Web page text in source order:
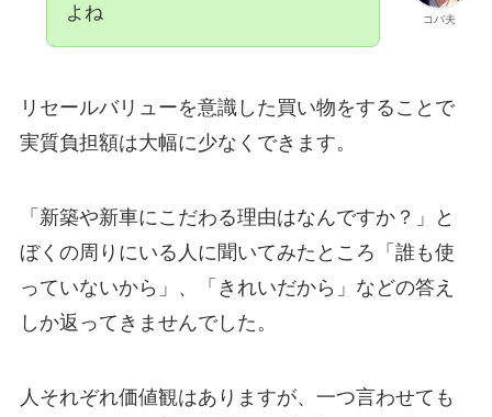
コバ夫
よね
リセールバリューを意識した買い物をすることで
実質負担額は大幅に少なくできます。
「新築や新車にこだわる理由はなんですか？」と
ぼくの周りにいる人に聞いてみたところ「誰も使
っていないから」、「きれいだから」などの答え
しか返ってきませんでした。
人それぞれ価値観はありますが、一つ言わせても